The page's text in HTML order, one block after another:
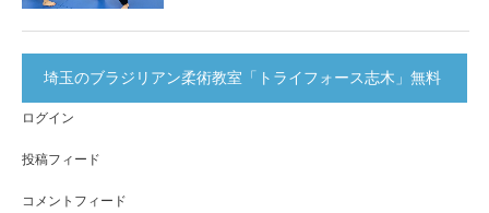
埼玉のブラジリアン柔術教室「トライフォース志木」無料
体験実施中！
ログイン
投稿フィード
コメントフィード